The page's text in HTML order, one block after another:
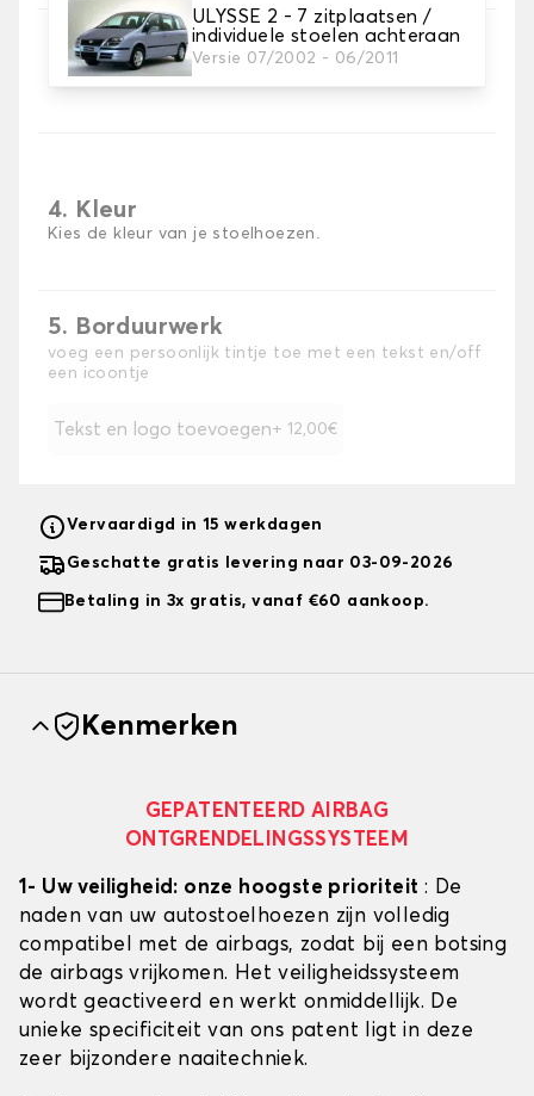
ULYSSE 2 - 7 zitplaatsen /
individuele stoelen achteraan
Versie 07/2002 - 06/2011
3. Materiaal
Kies het materiaal voor je hoezen.
4. Kleur
Kies de kleur van je stoelhoezen.
5. Borduurwerk
voeg een persoonlijk tintje toe met een tekst en/off
een icoontje
Tekst en logo toevoegen + 12,00€
Vervaardigd in 15 werkdagen
Geschatte gratis levering naar 03-09-2026
Betaling in 3x gratis, vanaf €60 aankoop.
Kenmerken
GEPATENTEERD AIRBAG
ONTGRENDELINGSSYSTEEM
1- Uw veiligheid: onze hoogste prioriteit : De
naden van uw autostoelhoezen zijn volledig
compatibel met de airbags, zodat bij een botsing
de airbags vrijkomen. Het veiligheidssysteem
wordt geactiveerd en werkt onmiddellijk. De
unieke specificiteit van ons patent ligt in deze
zeer bijzondere naaitechniek.